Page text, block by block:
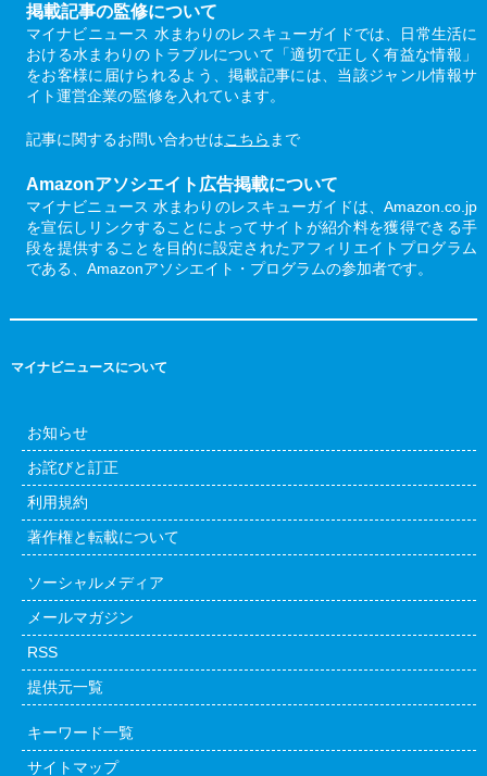
掲載記事の監修について
マイナビニュース 水まわりのレスキューガイドでは、日常生活に
おける水まわりのトラブルについて「適切で正しく有益な情報」
をお客様に届けられるよう、掲載記事には、当該ジャンル情報サ
イト運営企業の監修を入れています。
記事に関するお問い合わせはこちら まで
Amazonアソシエイト広告掲載について
マイナビニュース 水まわりのレスキューガイドは、Amazon.co.jp
を宣伝しリンクすることによってサイトが紹介料を獲得できる手
段を提供することを目的に設定されたアフィリエイトプログラム
である、Amazonアソシエイト・プログラムの参加者です。
マイナビニュースについて
お知らせ
お詫びと訂正
利用規約
著作権と転載について
ソーシャルメディア
メールマガジン
RSS
提供元一覧
キーワード一覧
サイトマップ